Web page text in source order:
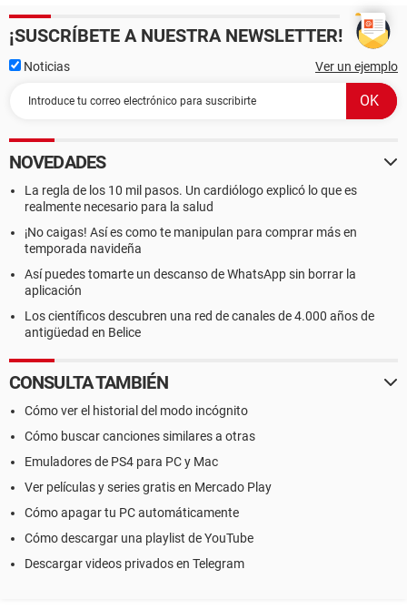
¡SUSCRÍBETE A NUESTRA NEWSLETTER!
Noticias Ver un ejemplo
NOVEDADES
La regla de los 10 mil pasos. Un cardiólogo explicó lo que es
realmente necesario para la salud
¡No caigas! Así es como te manipulan para comprar más en
temporada navideña
Así puedes tomarte un descanso de WhatsApp sin borrar la
aplicación
Los científicos descubren una red de canales de 4.000 años de
antigüedad en Belice
CONSULTA TAMBIÉN
Cómo ver el historial del modo incógnito
Cómo buscar canciones similares a otras
Emuladores de PS4 para PC y Mac
Ver películas y series gratis en Mercado Play
Cómo apagar tu PC automáticamente
Cómo descargar una playlist de YouTube
Descargar videos privados en Telegram